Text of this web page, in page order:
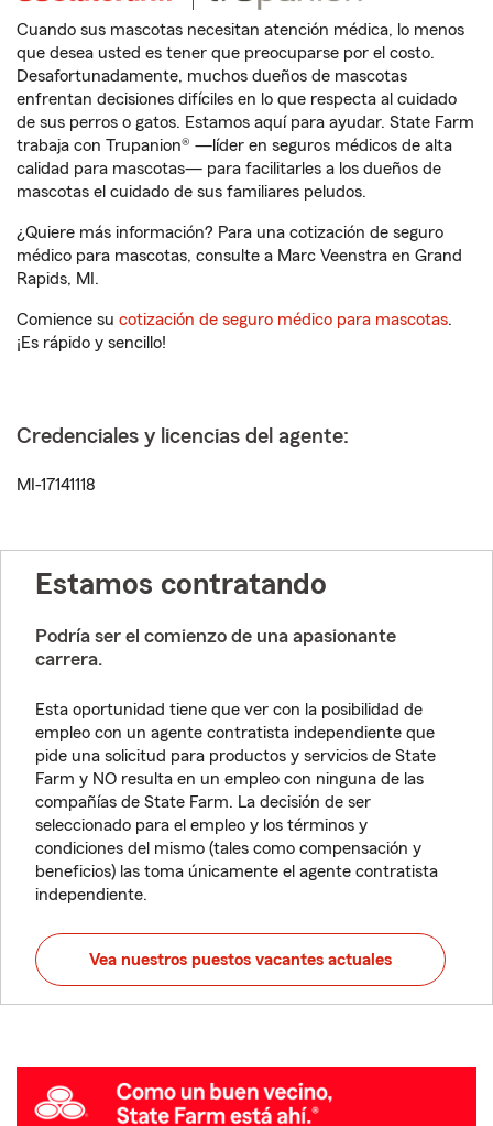
Cuando sus mascotas necesitan atención médica, lo menos
que desea usted es tener que preocuparse por el costo.
Desafortunadamente, muchos dueños de mascotas
enfrentan decisiones difíciles en lo que respecta al cuidado
de sus perros o gatos. Estamos aquí para ayudar. State Farm
trabaja con Trupanion® —líder en seguros médicos de alta
calidad para mascotas— para facilitarles a los dueños de
mascotas el cuidado de sus familiares peludos.
¿Quiere más información? Para una cotización de seguro
médico para mascotas, consulte a Marc Veenstra en Grand
Rapids, MI.
Comience su cotización de seguro médico para mascotas.
¡Es rápido y sencillo!
Credenciales y licencias del agente:
MI-17141118
Estamos contratando
Podría ser el comienzo de una apasionante
carrera.
Esta oportunidad tiene que ver con la posibilidad de
empleo con un agente contratista independiente que
pide una solicitud para productos y servicios de State
Farm y NO resulta en un empleo con ninguna de las
compañías de State Farm. La decisión de ser
seleccionado para el empleo y los términos y
condiciones del mismo (tales como compensación y
beneficios) las toma únicamente el agente contratista
independiente.
Vea nuestros puestos vacantes actuales